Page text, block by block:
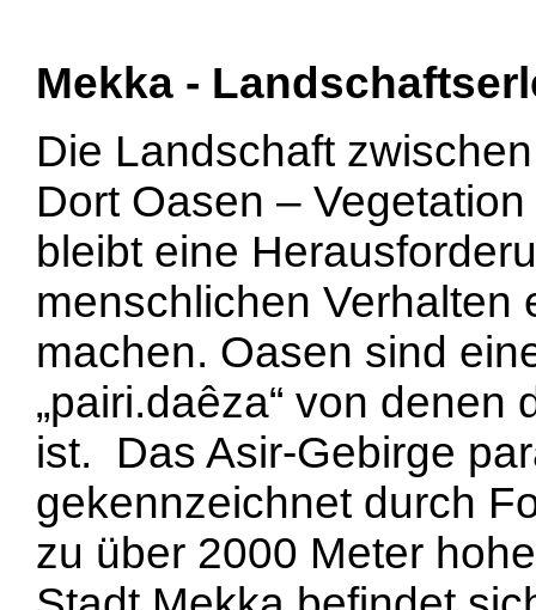
Mekka -
Die Landschaft
Dort Oasen –
bleibt eine
menschlichen Verhalten
machen. Oasen sind
„pairi.daêza“ von denen
ist. Das Asir-Gebirge
gekennzeichnet durch
zu über 2000 Meter